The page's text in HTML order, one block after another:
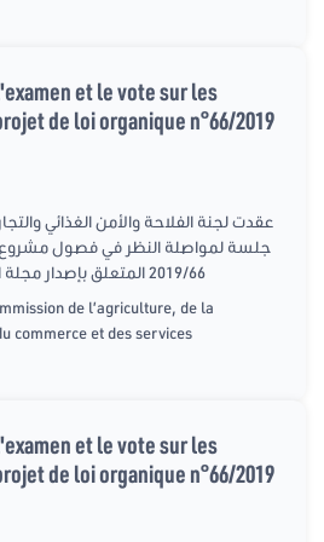
et le vote sur les
de loi organique n°66/2019
عقدت لجنة الفلاحة والأمن الغذائي
جلسة لمواصلة النظر في فصول مشروع
2019/66 المتعلق بإصدار مجلة المياه والتصويت عليها
de l’agriculture, de la
commerce et des services
et le vote sur les
de loi organique n°66/2019